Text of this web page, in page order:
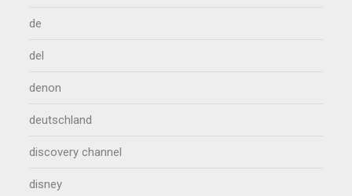
de
del
denon
deutschland
discovery channel
disney